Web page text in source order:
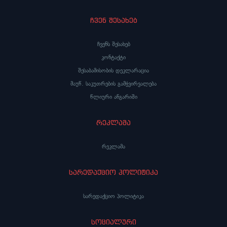
ჩვენ შესახებ
ჩვენს შესახებ
კონტაქტი
შესაბამისობის დეკლარაცია
მაუწ. საკუთრების გამჭვირვალება
წლიური ანგარიში
რეკლამა
რეკლამა
სარედაქციო პოლიტიკა
სარედაქციო პოლიტიკა
სოციალური